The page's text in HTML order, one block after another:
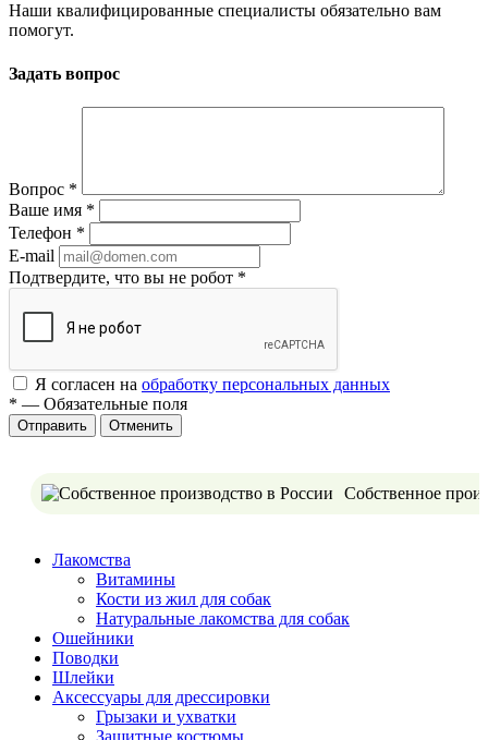
Наши квалифицированные специалисты обязательно вам
помогут.
Задать вопрос
Вопрос *
Ваше имя *
Телефон *
E-mail
Подтвердите, что вы не робот *
Я согласен на обработку персональных данных
* — Обязательные поля
Отменить
Собственное
Лакомства
Витамины
Кости из жил для собак
Натуральные лакомства для собак
Ошейники
Поводки
Шлейки
Аксессуары для дрессировки
Грызаки и ухватки
Защитные костюмы